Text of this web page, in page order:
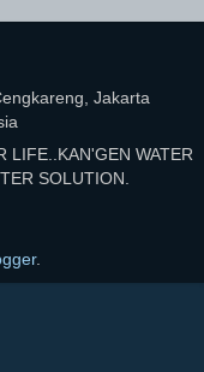
Jakarta
LIFE..KAN'GEN WATER
SOLUTION.
.